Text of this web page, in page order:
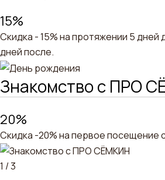
15%
Скидка - 15% на протяжении 5 дней
дней после.
Знакомство с ПРО
20%
Скидка -20% на первое посещение
1 /3